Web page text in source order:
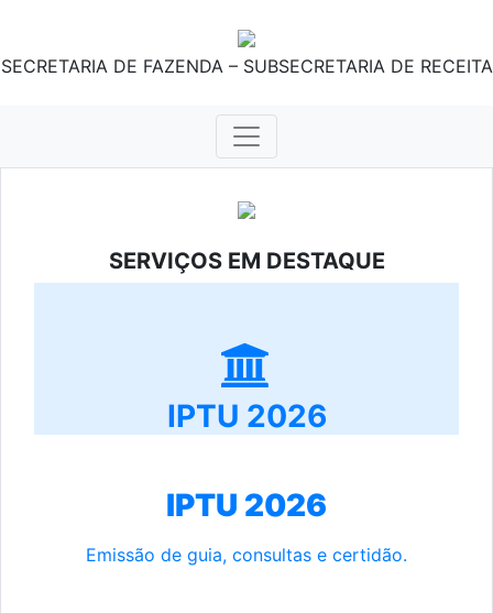
SECRETARIA DE FAZENDA – SUBSECRETARIA DE RECEITA
SERVIÇOS EM DESTAQUE
IPTU 2026
IPTU 2026
Emissão de guia, consultas e certidão.